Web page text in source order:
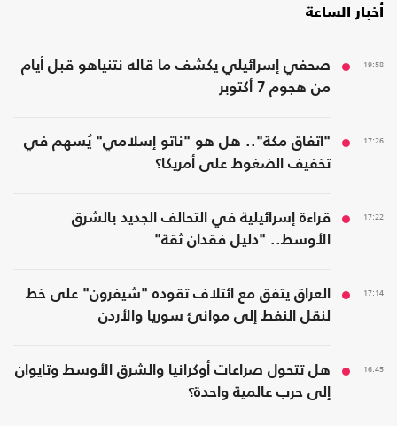
أخبار الساعة
19:58
صحفي إسرائيلي يكشف ما قاله نتنياهو قبل أيام
من هجوم 7 أكتوبر
17:26
"اتفاق مكة".. هل هو "ناتو إسلامي" يُسهم في
تخفيف الضغوط على أمريكا؟
17:22
قراءة إسرائيلية في التحالف الجديد بالشرق
الأوسط.. "دليل فقدان ثقة"
17:14
العراق يتفق مع ائتلاف تقوده "شيفرون" على خط
لنقل النفط إلى موانئ سوريا والأردن
16:45
هل تتحول صراعات أوكرانيا والشرق الأوسط وتايوان
إلى حرب عالمية واحدة؟